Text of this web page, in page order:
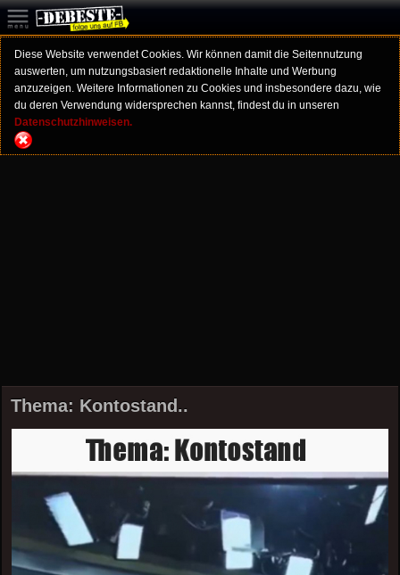
Diese Website verwendet Cookies. Wir können damit die Seitennutzung
auswerten, um nutzungsbasiert redaktionelle Inhalte und Werbung
anzuzeigen. Weitere Informationen zu Cookies und insbesondere dazu, wie
du deren Verwendung widersprechen kannst, findest du in unseren
Datenschutzhinweisen.
Thema: Kontostand..